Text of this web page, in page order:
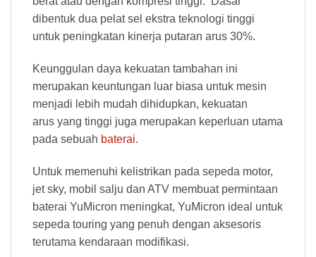
dibentuk dua pelat sel ekstra teknologi tinggi
untuk peningkatan kinerja putaran arus 30%.
Keunggulan daya kekuatan tambahan ini
merupakan keuntungan luar biasa untuk mesin
menjadi lebih mudah dihidupkan, kekuatan
arus yang tinggi juga merupakan keperluan utama
pada sebuah baterai.
Untuk memenuhi kelistrikan pada sepeda motor,
jet sky, mobil salju dan ATV membuat permintaan
baterai YuMicron meningkat, YuMicron ideal untuk
sepeda touring yang penuh dengan aksesoris
terutama kendaraan modifikasi.